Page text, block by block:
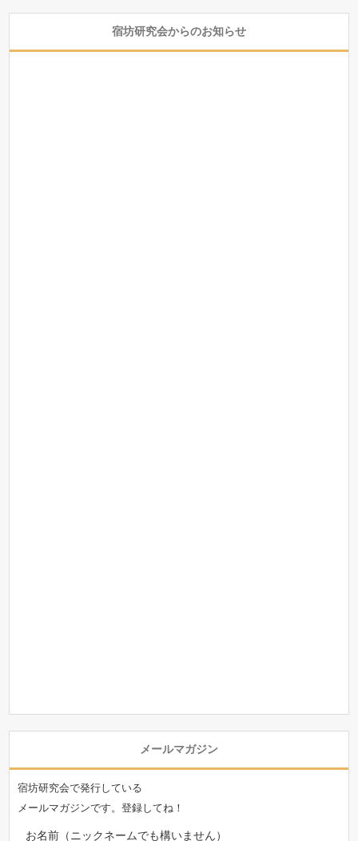
宿坊研究会からのお知らせ
メールマガジン
宿坊研究会で発行している
メールマガジンです。登録してね！
お名前（ニックネームでも構いません）